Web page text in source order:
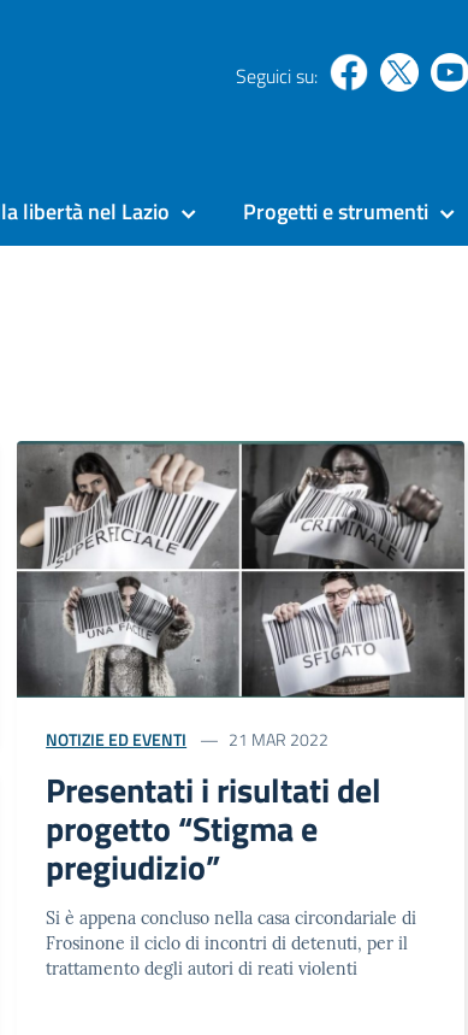
Seguici su:
libertà nel Lazio Progetti e strumenti
NOTIZIE ED EVENTI 21 MAR 2022
Presentati i risultati del
progetto “Stigma e
pregiudizio”
Si è appena concluso nella casa circondariale di
Frosinone il ciclo di incontri di detenuti, per il
trattamento degli autori di reati violenti